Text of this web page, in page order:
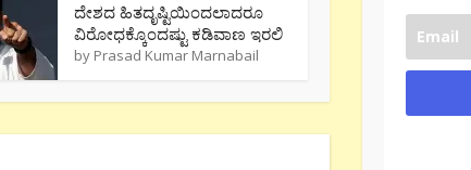
ದೇಶದ ಹಿತದೃಷ್ಟಿಯಿಂದಲಾದರೂ
ವಿರೋಧಕ್ಕೊಂದಷ್ಟು ಕಡಿವಾಣ ಇರಲಿ
by Prasad Kumar Marnabail